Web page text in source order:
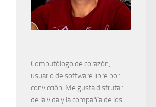
Computólogo de corazón,
usuario de software libre por
convicción. Me gusta disfrutar
de la vida y la compañía de los